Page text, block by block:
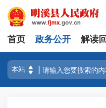
首页 政务公开 解读